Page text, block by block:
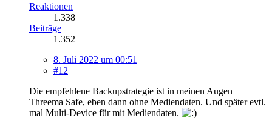
Reaktionen
1.338
Beiträge
1.352
8. Juli 2022 um 00:51
#12
Die empfehlene Backupstrategie ist in meinen Augen
Threema Safe, eben dann ohne Mediendaten. Und später evtl.
mal Multi-Device für mit Mediendaten.